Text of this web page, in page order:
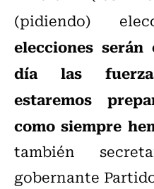
(pidiendo)
elecciones
día las
estaremos
como siempre
también
gobernante